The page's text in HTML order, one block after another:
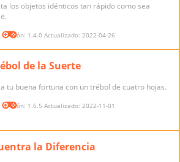
los objetos idénticos tan rápido como sea
Versión: 1.4.0 Actualizado: 2022-04-26
de la Suerte
tu buena fortuna con un trébol de cuatro hojas.
Versión: 1.6.5 Actualizado: 2022-11-01
la Diferencia